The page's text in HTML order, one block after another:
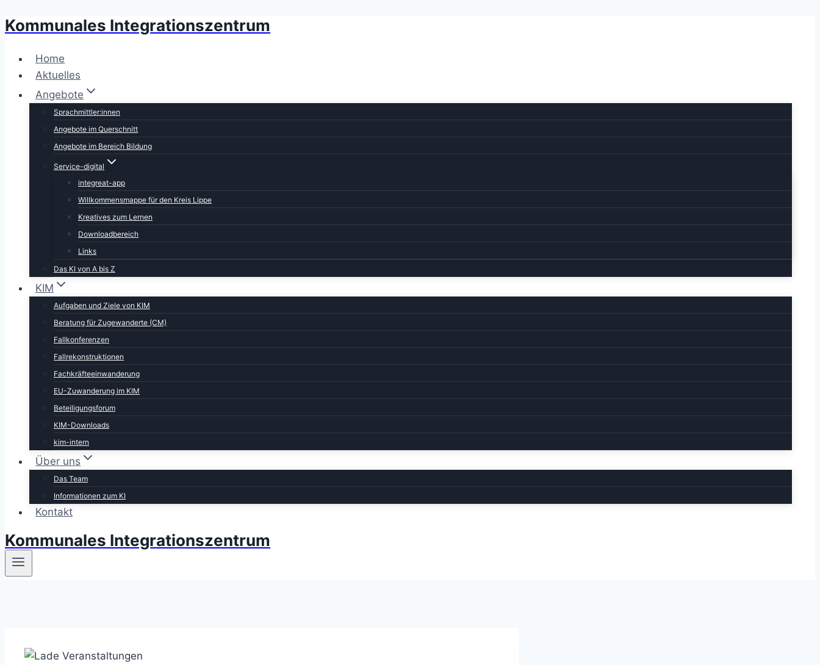
Zum
springen
Kommunales Integrationszentrum
Home
Aktuelles
Angebote
Sprachmittler:innen
Angebote im Querschnitt
Angebote im Bereich Bildung
Service-digital
integreat-app
Willkommensmappe für den Kreis Lippe
Kreatives zum Lernen
Downloadbereich
Links
Das KI von A bis Z
KIM
Aufgaben und Ziele von KIM
Beratung für Zugewanderte (CM)
Fallkonferenzen
Fallrekonstruktionen
Fachkräfteeinwanderung
EU-Zuwanderung im KIM
Beteiligungsforum
KIM-Downloads
kim-intern
Über uns
Das Team
Informationen zum KI
Kontakt
Kommunales Integrationszentrum